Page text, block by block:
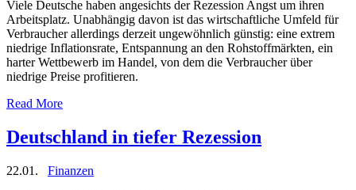
Viele Deutsche haben angesichts der Rezession Angst um ihren
Arbeitsplatz. Unabhängig davon ist das wirtschaftliche Umfeld für
Verbraucher allerdings derzeit ungewöhnlich günstig: eine extrem
niedrige Inflationsrate, Entspannung an den Rohstoffmärkten, ein
harter Wettbewerb im Handel, von dem die Verbraucher über
niedrige Preise profitieren.
Read More
Deutschland in tiefer Rezession
22.01.
Finanzen